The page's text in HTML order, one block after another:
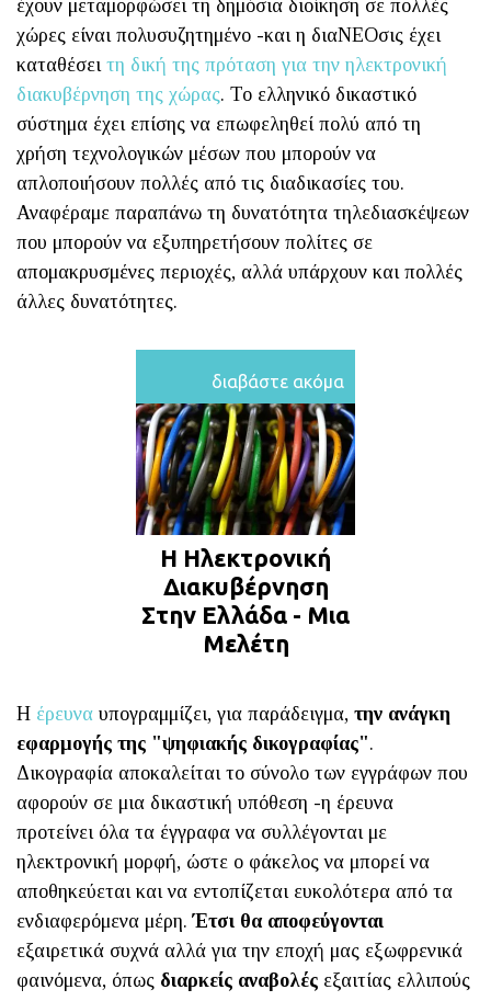
έχουν μεταμορφώσει τη δημόσια διοίκηση σε πολλές
χώρες είναι πολυσυζητημένο -και η διαΝΕΟσις έχει
καταθέσει τη δική της πρόταση για την ηλεκτρονική
διακυβέρνηση της χώρας. Το ελληνικό δικαστικό
σύστημα έχει επίσης να επωφεληθεί πολύ από τη
χρήση τεχνολογικών μέσων που μπορούν να
απλοποιήσουν πολλές από τις διαδικασίες του.
Αναφέραμε παραπάνω τη δυνατότητα τηλεδιασκέψεων
που μπορούν να εξυπηρετήσουν πολίτες σε
απομακρυσμένες περιοχές, αλλά υπάρχουν και πολλές
άλλες δυνατότητες.
διαβάστε ακόμα
Η Ηλεκτρονική
Διακυβέρνηση
Στην Ελλάδα - Μια
Μελέτη
Η έρευνα υπογραμμίζει, για παράδειγμα, την ανάγκη
εφαρμογής της "ψηφιακής δικογραφίας".
Δικογραφία αποκαλείται το σύνολο των εγγράφων που
αφορούν σε μια δικαστική υπόθεση -η έρευνα
προτείνει όλα τα έγγραφα να συλλέγονται με
ηλεκτρονική μορφή, ώστε ο φάκελος να μπορεί να
αποθηκεύεται και να εντοπίζεται ευκολότερα από τα
ενδιαφερόμενα μέρη.Έτσι θα αποφεύγονται
εξαιρετικά συχνά αλλά για την εποχή μας εξωφρενικά
φαινόμενα, όπως διαρκείς αναβολές εξαιτίας ελλιπούς